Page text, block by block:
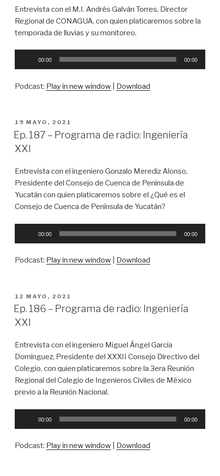
Entrevista con el M.I. Andrés Galván Torres, Director
Regional de CONAGUA, con quien platicaremos sobre la
temporada de lluvias y su monitoreo.
00:00 00:00
Podcast: Play in new window Download
PUBLICADO
EN
19 MAYO, 2021
Ep. 187 – Programa de radio: Ingeniería
XXI
Entrevista con el ingeniero Gonzalo Merediz Alonso,
Presidente del Consejo de Cuenca de Península de
Yucatán con quien platicaremos sobre el ¿Qué es el
Consejo de Cuenca de Península de Yucatán?
00:00 00:00
Podcast: Play in new window Download
PUBLICADO
EN
12 MAYO, 2021
Ep. 186 – Programa de radio: Ingeniería
XXI
Entrevista con el ingeniero Miguel Ángel García
Domínguez, Presidente del XXXII Consejo Directivo del
Colegio, con quien platicaremos sobre la 3era Reunión
Regional del Colegio de Ingenieros Civiles de México
previo a la Reunión Nacional.
00:00 00:00
Podcast: Play in new window Download